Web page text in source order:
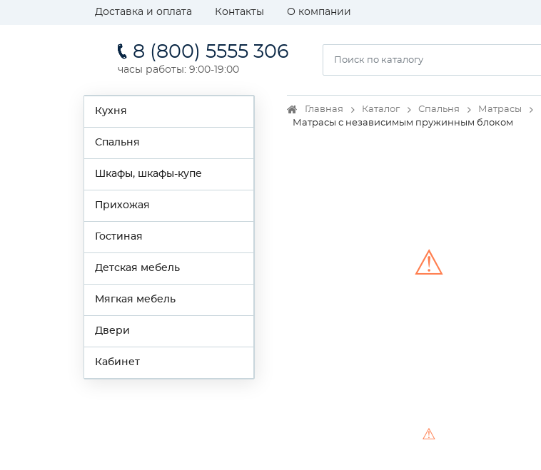
Доставка и оплата Контакты О компании
8 (800) 5555 306
часы работы: 9:00-19:00
Кухня
Спальня
Шкафы, шкафы-купе
Прихожая
Гостиная
Детская мебель
Мягкая мебель
Двери
Кабинет
Главная Каталог Спальня Матрасы
Матрасы с независимым пружинным блоком
⚠
⚠